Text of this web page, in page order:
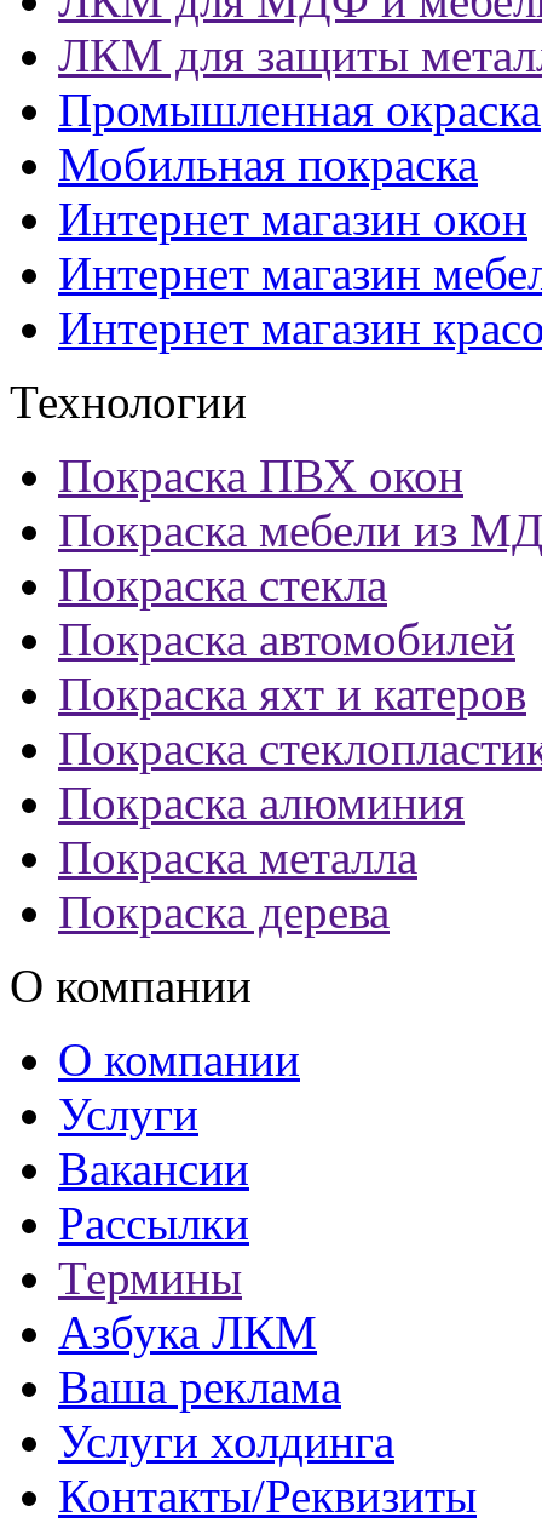
ЛКМ для защиты
Промышленная окраска
Мобильная покраска
Интернет магазин окон
Интернет магазин
Интернет магазин
Технологии
Покраска ПВХ окон
Покраска мебели из
Покраска стекла
Покраска автомобилей
Покраска яхт и катеров
Покраска
Покраска алюминия
Покраска металла
Покраска дерева
О компании
О компании
Услуги
Вакансии
Рассылки
Термины
Азбука ЛКМ
Ваша реклама
Услуги холдинга
Контакты/Реквизиты